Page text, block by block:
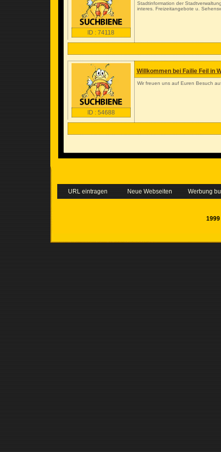
ID : 74118
Stadtinformation der
interes. Freizeitangebote u.
ID : 54688
Willkommen bei Failie Feil in
Wir freuen uns auf Euren Besuch
URL eintragen Neue Webseiten Werbung